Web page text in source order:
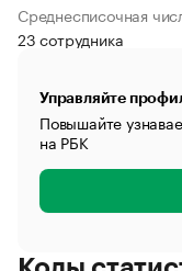
Среднесписочная
23 сотрудника
Управляйте
Повышайте
на РБК